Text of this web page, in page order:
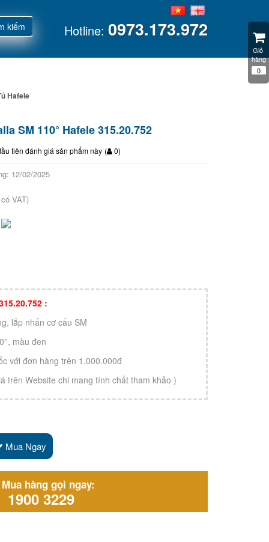
kiếm Hotline: 0973.173.972
Hafele
SM 110° Hafele 315.20.752
tiên đánh giá sản phẩm này ( 0)
12/02/2025
VAT)
:
lắp nhấn cơ cấu SM
màu đen
với đơn hàng trên 1.000.000đ
trên Website chi mang tính chất tham khảo )
Mua Ngay
hàng gọi ngay:
1900 3229
Giỏ
hàng
0